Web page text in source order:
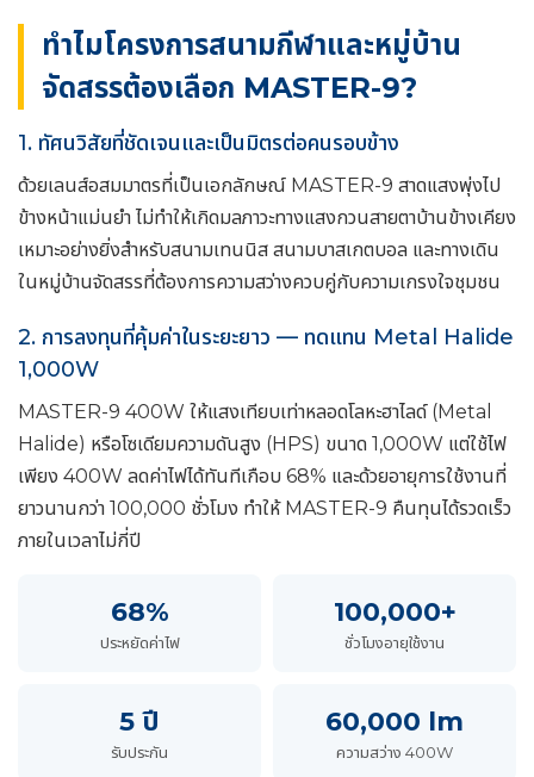
ทำไมโครงการสนามกีฬาและหมู่บ้าน
จัดสรรต้องเลือก MASTER-9?
1. ทัศนวิสัยที่ชัดเจนและเป็นมิตรต่อคนรอบข้าง
ด้วยเลนส์อสมมาตรที่เป็นเอกลักษณ์ MASTER-9 สาดแสงพุ่งไป
ข้างหน้าแม่นยำ ไม่ทำให้เกิดมลภาวะทางแสงกวนสายตาบ้านข้างเคียง
เหมาะอย่างยิ่งสำหรับสนามเทนนิส สนามบาสเกตบอล และทางเดิน
ในหมู่บ้านจัดสรรที่ต้องการความสว่างควบคู่กับความเกรงใจชุมชน
2. การลงทุนที่คุ้มค่าในระยะยาว — ทดแทน Metal Halide
1,000W
MASTER-9 400W ให้แสงเทียบเท่าหลอดโลหะฮาไลด์ (Metal
Halide) หรือโซเดียมความดันสูง (HPS) ขนาด 1,000W แต่ใช้ไฟ
เพียง 400W ลดค่าไฟได้ทันทีเกือบ 68% และด้วยอายุการใช้งานที่
ยาวนานกว่า 100,000 ชั่วโมง ทำให้ MASTER-9 คืนทุนได้รวดเร็ว
ภายในเวลาไม่กี่ปี
68%
ประหยัดค่าไฟ
100,000+
ชั่วโมงอายุใช้งาน
5 ปี
รับประกัน
60,000 lm
ความสว่าง 400W